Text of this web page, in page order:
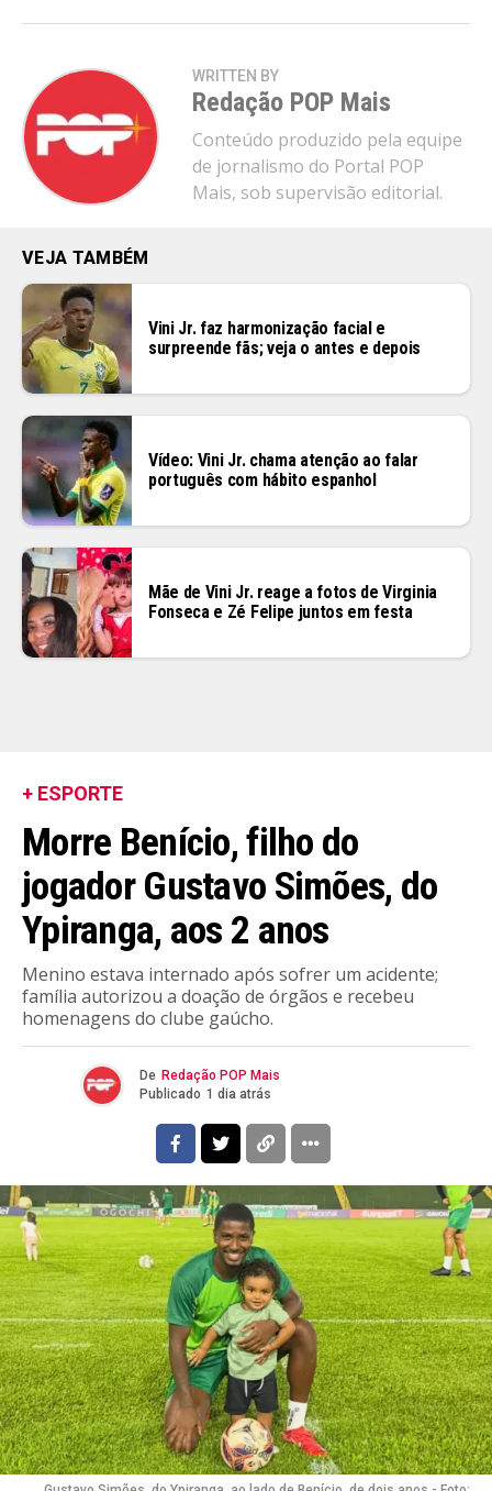
WRITTEN BY
Redação POP Mais
Conteúdo produzido pela equipe
de jornalismo do Portal POP
Mais, sob supervisão editorial.
VEJA TAMBÉM
Vini Jr. faz harmonização facial e
surpreende fãs; veja o antes e depois
Vídeo: Vini Jr. chama atenção ao falar
português com hábito espanhol
Mãe de Vini Jr. reage a fotos de Virginia
Fonseca e Zé Felipe juntos em festa
+ ESPORTE
Morre Benício, filho do
jogador Gustavo Simões, do
Ypiranga, aos 2 anos
Menino estava internado após sofrer um acidente;
família autorizou a doação de órgãos e recebeu
homenagens do clube gaúcho.
De Redação POP Mais
Publicado 1 dia atrás
Reddit
Pinterest
Whatsapp
Email